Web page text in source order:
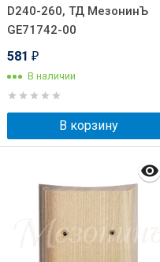
D240-260, ТД МезонинЪ
GE71742-00
581 ₽
В наличии
В корзину